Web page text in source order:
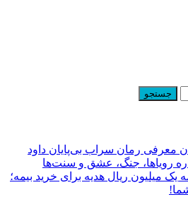
معرفی رمان سراب بی‌پایان داود
رویاها، جنگ، عشق و سنت‌ها
یک میلیون ریال هدیه برای خرید بیمه؛